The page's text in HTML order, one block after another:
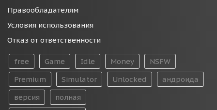
Правообладателям
Условия использования
Отказ от ответственности
free Game Idle Money
NSFW
Premium
Simulator Unlocked
андроида
версия
полная